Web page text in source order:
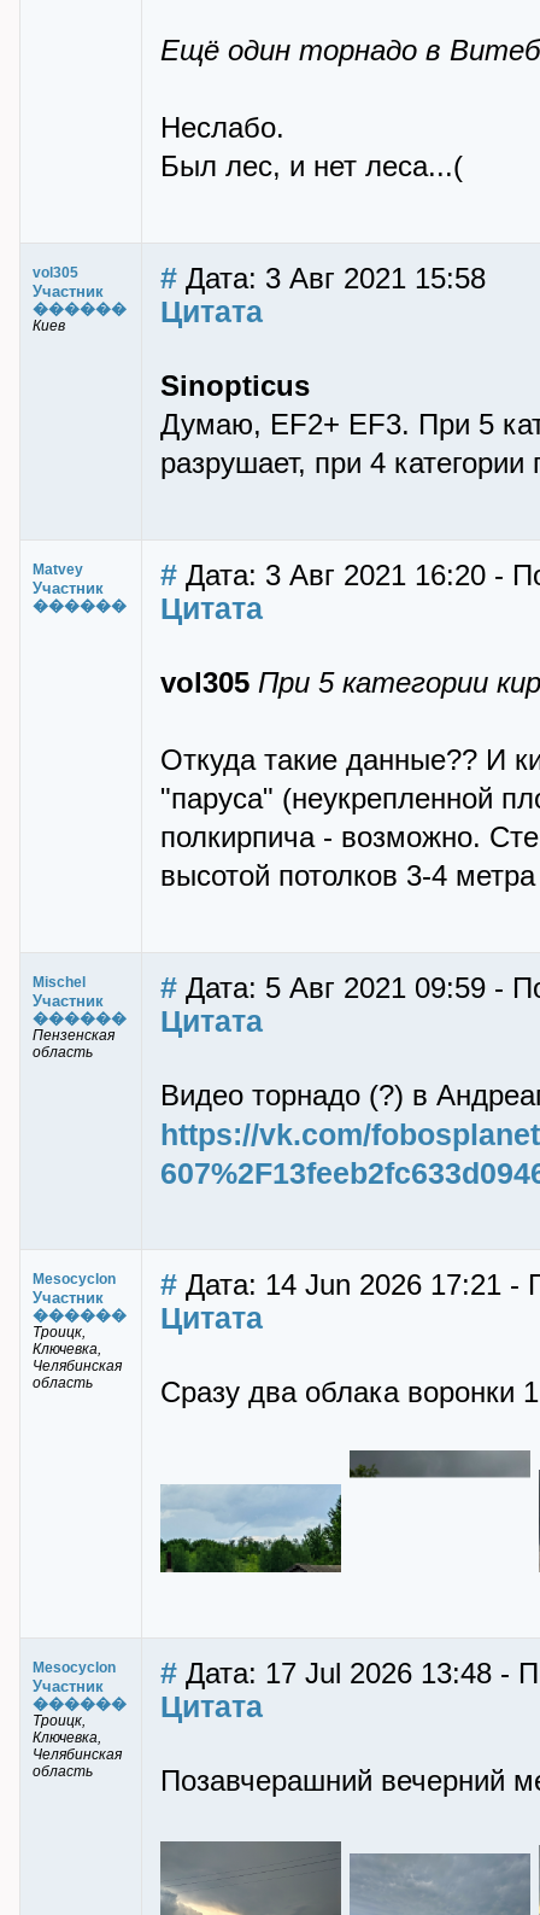
Ещё один торнадо в
Неслабо.
Был лес, и нет леса...(
vol305
Участник
������
Киев
# Дата: 3 Авг 2021 15:58
Цитата
Sinopticus
Думаю, EF2+ EF3. При 5
разрушает, при 4
Matvey
Участник
������
# Дата: 3 Авг 2021 16:20 -
Цитата
vol305 При 5 категории
Откуда такие данные?? И
"паруса" (неукрепленной
полкирпича - возможно.
высотой потолков 3-4
Mischel
Участник
������
Пензенская
область
# Дата: 5 Авг 2021 09:59 -
Цитата
Видео торнадо (?) в
https://vk.com/
Mesocyclon
Участник
������
Троицк,
Ключевка,
Челябинская
область
# Дата: 14 Jun 2026 17:21 -
Цитата
Сразу два облака воронки
Mesocyclon
Участник
������
Троицк,
Ключевка,
Челябинская
область
# Дата: 17 Jul 2026 13:48 -
Цитата
Позавчерашний вечерний